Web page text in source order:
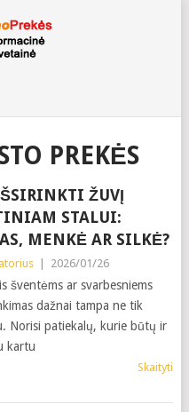
PREKĖS
ŽUVĮ
STALUI:
MENKĖ AR SILKĖ?
2026/01/26
šventėms ar svarbesniems
dažnai tampa ne tik
Norisi patiekalų, kurie būtų ir
kartu
Skaityti